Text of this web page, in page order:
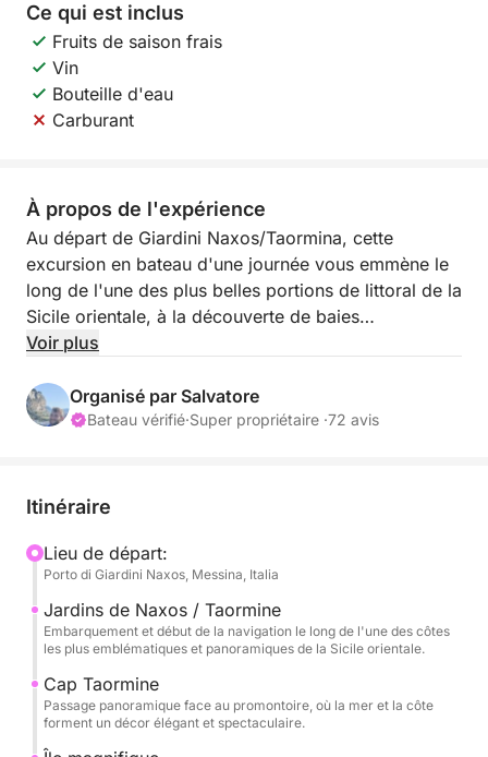
Ce qui est inclus
Fruits de saison frais
Vin
Bouteille d'eau
Carburant
À propos de l'expérience
Au départ de Giardini Naxos/Taormina, cette
excursion en bateau d'une journée vous emmène le
long de l'une des plus belles portions de littoral de la
Sicile orientale, à la découverte de baies
emblématiques, de panoramas élégants et de sites
qui souhaitent passer une journée entière à profiter
de la mer, à se détendre et à admirer des paysages
La navigation commence vers Capo Taormina et
où la mer cristalline rencontre un paysage
spectaculaire et intemporel. Ici, la côte offre des
couleurs intenses, des criques pittoresques et des
vues parfaites pour une baignade ou pour se
prélasser en toute tranquillité.
L'excursion se poursuit vers Mazzarò et la splendide
baie d'Atlantis, également connue sous le nom de
Voir plus
Organisé par Salvatore
Bateau vérifié·Super propriétaire ·72 avis
Itinéraire
Lieu de départ:
Porto di Giardini Naxos, Messina, Italia
Jardins de Naxos / Taormine
Embarquement et début de la navigation le long de l'une des côtes
les plus emblématiques et panoramiques de la Sicile orientale.
Cap Taormine
Passage panoramique face au promontoire, où la mer et la côte
forment un décor élégant et spectaculaire.